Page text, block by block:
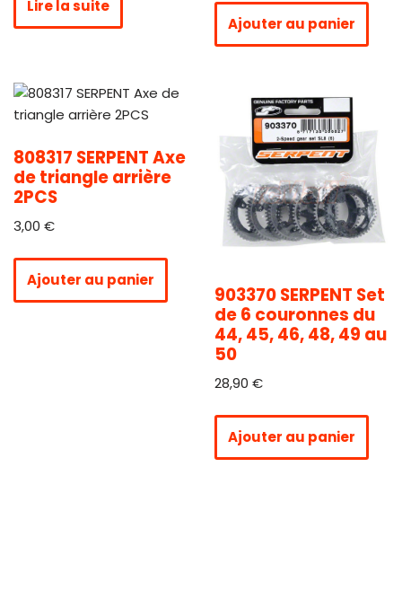
Lire la suite
Ajouter au panier
808317 SERPENT Axe
de triangle arrière
2PCS
3,00 €
Ajouter au panier
903370 SERPENT Set
de 6 couronnes du
44, 45, 46, 48, 49 au
50
28,90 €
Ajouter au panier